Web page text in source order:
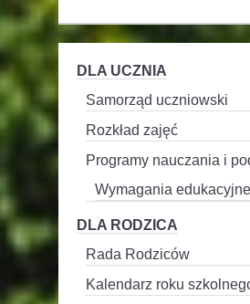
DLA UCZNIA
Samorząd uczniowski
Rozkład zajęć
Programy nauczania i
Wymagania edukacyjne
DLA RODZICA
Rada Rodziców
Kalendarz roku